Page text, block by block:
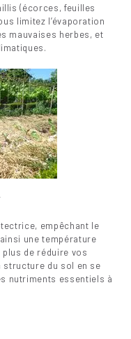
(écorces, feuilles
limitez l’évaporation
mauvaises herbes, et
empêchant le
une température
de réduire vos
structure du sol en se
nutriments essentiels à